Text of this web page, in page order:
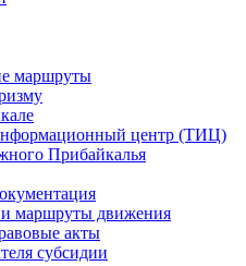
маршруты
центр (ТИЦ)
Прибайкалья
маршруты движения
акты
субсидии